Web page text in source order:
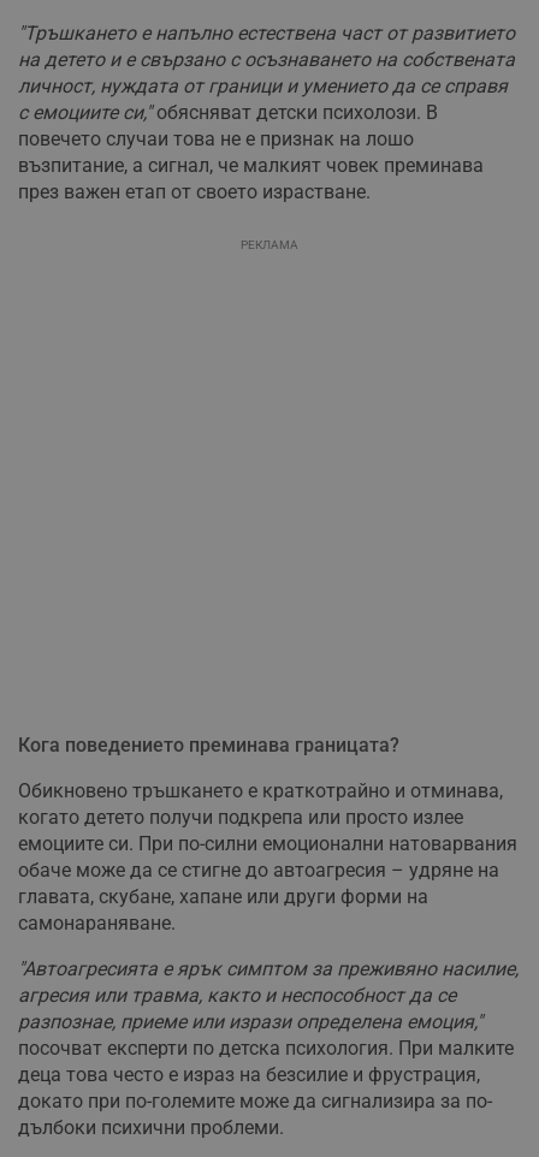
"Тръшкането е напълно естествена част от развитието
на детето и е свързано с осъзнаването на собствената
личност, нуждата от граници и умението да се справя
с емоциите си,"обясняват детски психолози. В
повечето случаи това не е признак на лошо
възпитание, а сигнал, че малкият човек преминава
през важен етап от своето израстване.
РЕКЛАМА
Кога поведението преминава границата?
Обикновено тръшкането е краткотрайно и отминава,
когато детето получи подкрепа или просто излее
емоциите си. При по-силни емоционални натоварвания
обаче може да се стигне до автоагресия – удряне на
главата, скубане, хапане или други форми на
самонараняване.
"Автоагресията е ярък симптом за преживяно насилие,
агресия или травма, както и неспособност да се
разпознае, приеме или изрази определена емоция,"
посочват експерти по детска психология. При малките
деца това често е израз на безсилие и фрустрация,
докато при по-големите може да сигнализира за по-
дълбоки психични проблеми.